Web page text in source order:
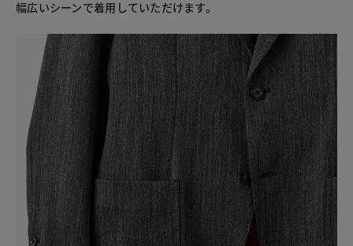
幅広いシーンで着用していただけます。